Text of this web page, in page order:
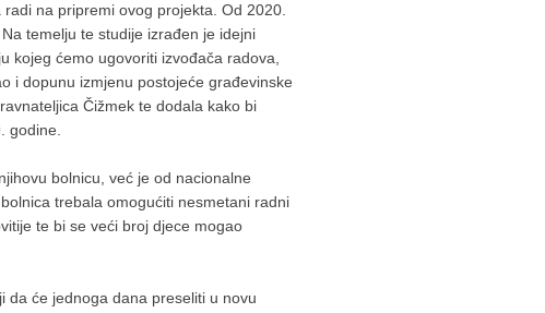
na pripremi ovog projekta. Od 2020.
temelju te studije izrađen je idejni
kojeg ćemo ugovoriti izvođača radova,
i dopunu izmjenu postojeće građevinske
Čižmek te dodala kako bi
godine.
bolnicu, već je od nacionalne
trebala omogućiti nesmetani radni
te bi se veći broj djece mogao
da će jednoga dana preseliti u novu